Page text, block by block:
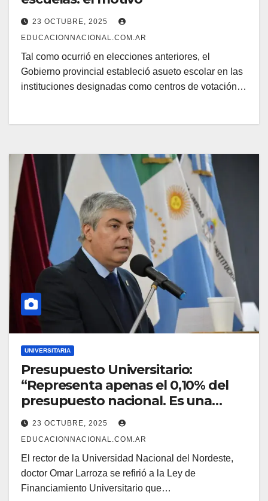
23 OCTUBRE, 2025
EDUCACIONNACIONAL.COM.AR
Tal como ocurrió en elecciones anteriores, el
Gobierno provincial estableció asueto escolar en las
instituciones designadas como centros de votación…
UNIVERSITARIA
Presupuesto Universitario:
“Representa apenas el 0,10% del
presupuesto nacional. Es una
decisión política y de racionalidad”
23 OCTUBRE, 2025
EDUCACIONNACIONAL.COM.AR
El rector de la Universidad Nacional del Nordeste,
doctor Omar Larroza se refirió a la Ley de
Financiamiento Universitario que…